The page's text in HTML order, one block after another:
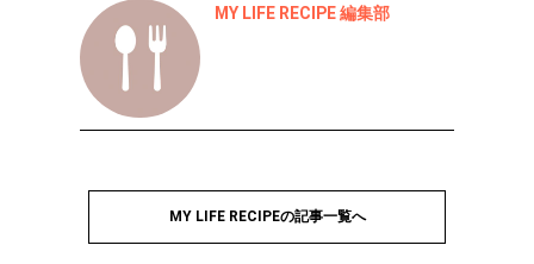
MY LIFE RECIPE 編集部
MY LIFE RECIPEの記事一覧へ